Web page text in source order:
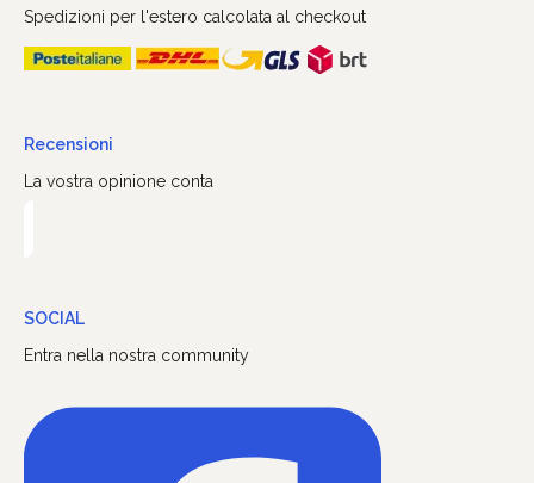
Spedizioni per l'estero calcolata al checkout
Recensioni
La vostra opinione conta
SOCIAL
Entra nella nostra community